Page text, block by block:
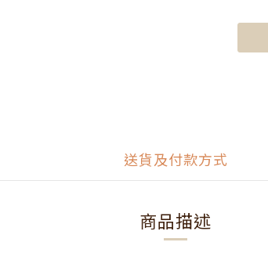
送貨及付款方式
商品描述